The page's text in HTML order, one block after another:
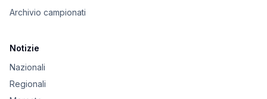
Archivio campionati
Notizie
Nazionali
Regionali